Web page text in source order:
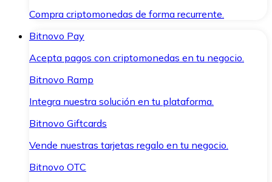
Compra criptomonedas de forma recurrente.
Bitnovo Pay
Acepta pagos con criptomonedas en tu negocio.
Bitnovo Ramp
Integra nuestra solución en tu plataforma.
Bitnovo Giftcards
Vende nuestras tarjetas regalo en tu negocio.
Bitnovo OTC